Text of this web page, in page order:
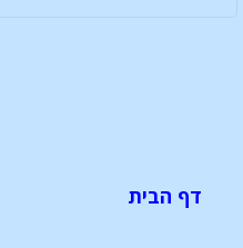
דף הבית